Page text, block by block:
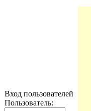
Вход пользователей
Пользователь: